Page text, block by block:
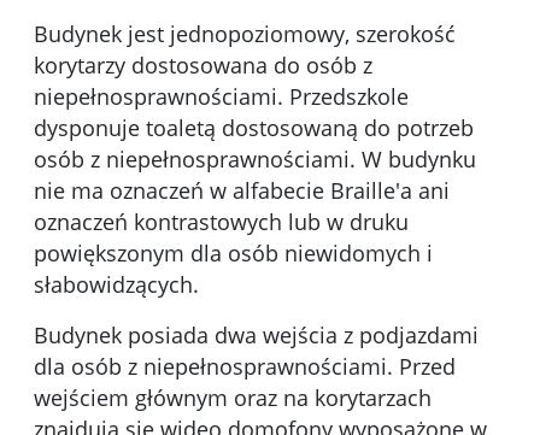
Budynek jest jednopoziomowy, szerokość
korytarzy dostosowana do osób z
niepełnosprawnościami. Przedszkole
dysponuje toaletą dostosowaną do potrzeb
osób z niepełnosprawnościami. W budynku
nie ma oznaczeń w alfabecie Braille'a ani
oznaczeń kontrastowych lub w druku
powiększonym dla osób niewidomych i
słabowidzących.
Budynek posiada dwa wejścia z podjazdami
dla osób z niepełnosprawnościami. Przed
wejściem głównym oraz na korytarzach
znajdują się wideo domofony wyposażone w